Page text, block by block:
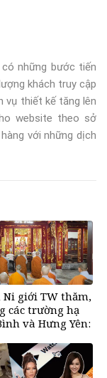
những bước tiến
khách truy cập
vụ thiết kế tăng lên
website theo sở
với những dịch
Ni giới TW thăm,
các trường hạ
và Hưng Yên: